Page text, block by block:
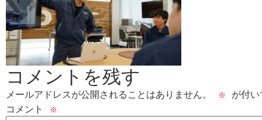
コメントを残す
メールアドレスが公開されることはありません。 ※
が付
コメント
※